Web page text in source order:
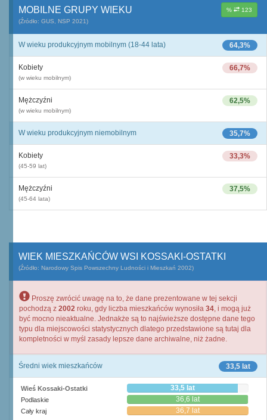
% 123
MOBILNE GRUPY WIEKU
(Źródło: GUS, NSP 2021)
64,3%
W wieku produkcyjnym mobilnym (18-44 lata)
66,7%
Kobiety
(w wieku mobilnym)
62,5%
Mężczyźni
(w wieku mobilnym)
35,7%
W wieku produkcyjnym niemobilnym
33,3%
Kobiety
(45-59 lat)
37,5%
Mężczyźni
(45-64 lata)
WIEK MIESZKAŃCÓW WSI KOSSAKI-OSTATKI
(Źródło: Narodowy Spis Powszechny Ludności i Mieszkań 2002)
Proszę zwrócić uwagę na to, że dane prezentowane w tej sekcji
pochodzą z 2002 roku, gdy liczba mieszkańców wynosiła 34, i mogą już
być mocno nieaktualne. Jednakże są to najświeższe dostępne dane tego
typu dla miejscowości statystycznych dlatego przedstawione są tutaj dla
kompletności w myśl zasady lepsze dane archiwalne, niż żadne.
33,5 lat
Średni wiek mieszkańców
Wieś Kossaki-Ostatki 33,5 lat
Podlaskie 36,6 lat
Cały kraj 36,7 lat